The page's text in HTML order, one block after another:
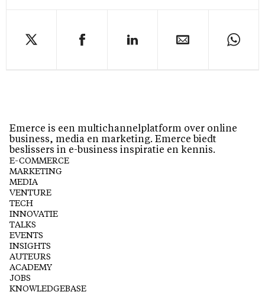
Emerce is een multichannelplatform over online
business, media en marketing. Emerce biedt
beslissers in e-business inspiratie en kennis.
E-COMMERCE
MARKETING
MEDIA
VENTURE
TECH
INNOVATIE
TALKS
EVENTS
INSIGHTS
AUTEURS
ACADEMY
JOBS
KNOWLEDGEBASE